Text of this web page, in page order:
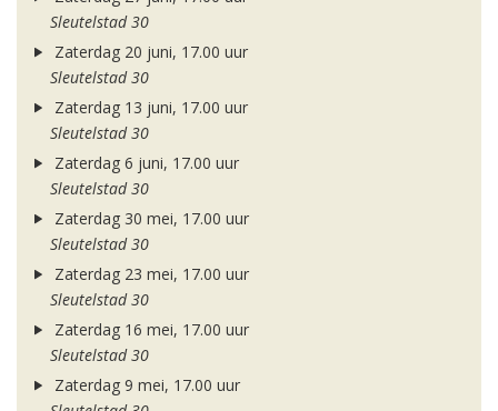
Sleutelstad 30
Zaterdag 20 juni, 17.00 uur
Sleutelstad 30
Zaterdag 13 juni, 17.00 uur
Sleutelstad 30
Zaterdag 6 juni, 17.00 uur
Sleutelstad 30
Zaterdag 30 mei, 17.00 uur
Sleutelstad 30
Zaterdag 23 mei, 17.00 uur
Sleutelstad 30
Zaterdag 16 mei, 17.00 uur
Sleutelstad 30
Zaterdag 9 mei, 17.00 uur